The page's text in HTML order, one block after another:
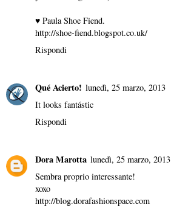
♥ Paula Shoe Fiend.
http://shoe-fiend.blogspot.co.uk/
Rispondi
Qué Acierto! lunedì, 25 marzo, 2013
It looks fantástic
Rispondi
Dora Marotta lunedì, 25 marzo, 2013
Sembra proprio interessante!
xoxo
http://blog.dorafashionspace.com